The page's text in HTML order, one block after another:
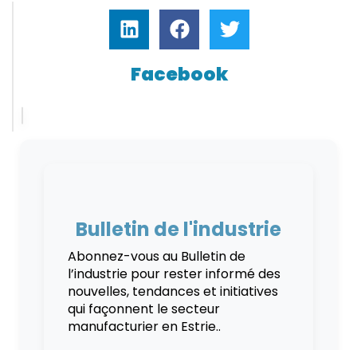
Facebook
Bulletin de l'industrie
Abonnez-vous au Bulletin de
l’industrie pour rester informé des
nouvelles, tendances et initiatives
qui façonnent le secteur
manufacturier en Estrie..